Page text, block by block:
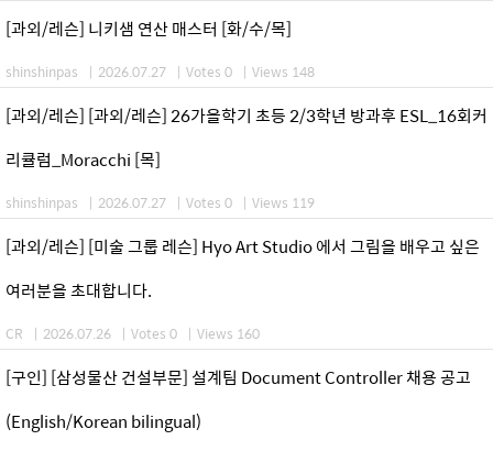
[과외/레슨] 니키샘 연산 매스터 [화/수/목]
shinshinpas | 2026.07.27 | Votes 0 | Views 148
[과외/레슨] [과외/레슨] 26가을학기 초등 2/3학년 방과후 ESL_16회커
리큘럼_Moracchi [목]
shinshinpas | 2026.07.27 | Votes 0 | Views 119
[과외/레슨] [미술 그룹 레슨] Hyo Art Studio 에서 그림을 배우고 싶은
여러분을 초대합니다.
CR | 2026.07.26 | Votes 0 | Views 160
[구인] [삼성물산 건설부문] 설계팀 Document Controller 채용 공고
(English/Korean bilingual)